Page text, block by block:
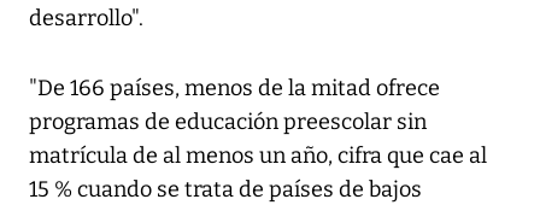
desarrollo".
"De 166 países, menos de la mitad ofrece
programas de educación preescolar sin
matrícula de al menos un año, cifra que cae al
15 % cuando se trata de países de bajos